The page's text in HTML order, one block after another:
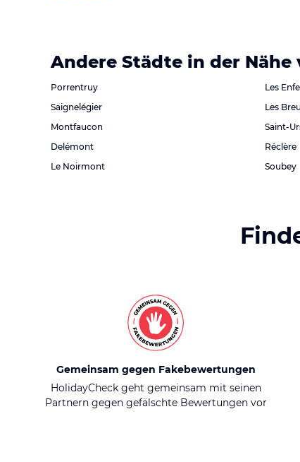
Andere Städte in der Nähe
Porrentruy
Saignelégier
Montfaucon
Delémont
Le Noirmont
Les
Les
Saint-
Réclère
Soubey
Gemeinsam gegen Fakebewertungen
HolidayCheck geht gemeinsam mit seinen
Partnern gegen gefälschte Bewertungen vor